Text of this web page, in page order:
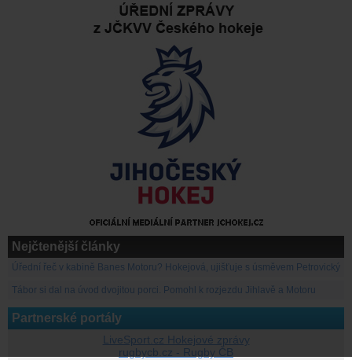
Nejčtenější články
Úřední řeč v kabině Banes Motoru? Hokejová, ujišťuje s úsměvem Petrovický
Tábor si dal na úvod dvojitou porci. Pomohl k rozjezdu Jihlavě a Motoru
Partnerské portály
LiveSport.cz Hokejové zprávy
rugbycb.cz - Rugby ČB